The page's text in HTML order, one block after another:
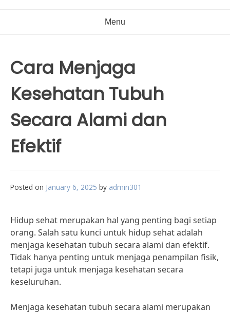
Menu
Cara Menjaga
Kesehatan Tubuh
Secara Alami dan
Efektif
Posted on January 6, 2025 by admin301
Hidup sehat merupakan hal yang penting bagi setiap
orang. Salah satu kunci untuk hidup sehat adalah
menjaga kesehatan tubuh secara alami dan efektif.
Tidak hanya penting untuk menjaga penampilan fisik,
tetapi juga untuk menjaga kesehatan secara
keseluruhan.
Menjaga kesehatan tubuh secara alami merupakan